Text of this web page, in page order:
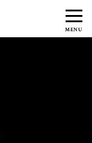
MENU
ローカ